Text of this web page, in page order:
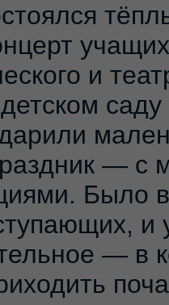
и
детском
— с
Было
— в